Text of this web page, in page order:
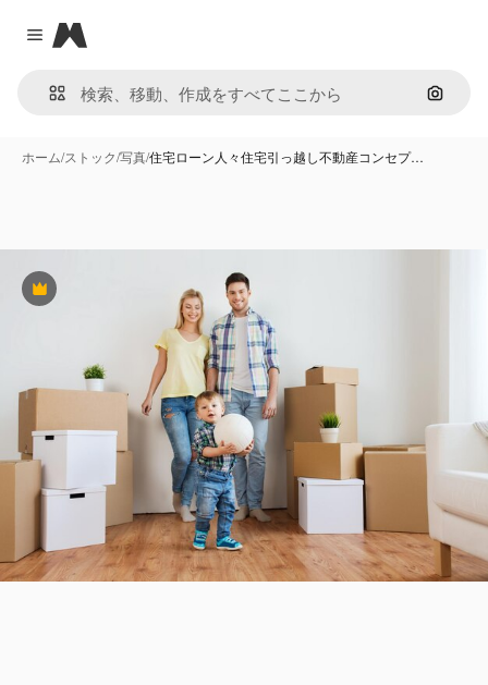
Close menu
Magnific
画像で
ホーム/ストック/写真/住宅ローン人々住宅引っ越し不動産コンセプ…
Premium